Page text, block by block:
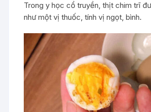
Trong y học cổ truyền, thịt chim trĩ
như một vị thuốc, tính vị ngọt, bình.